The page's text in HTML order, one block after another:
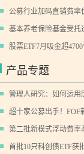
公募行业加码直销费
基本养老保险基金受托
股票ETF7月吸金超
产品专题
管理人研究：如何运用
超十家公募出手！FOF
第二批新模式浮动费率
首批10只科创债ETF获